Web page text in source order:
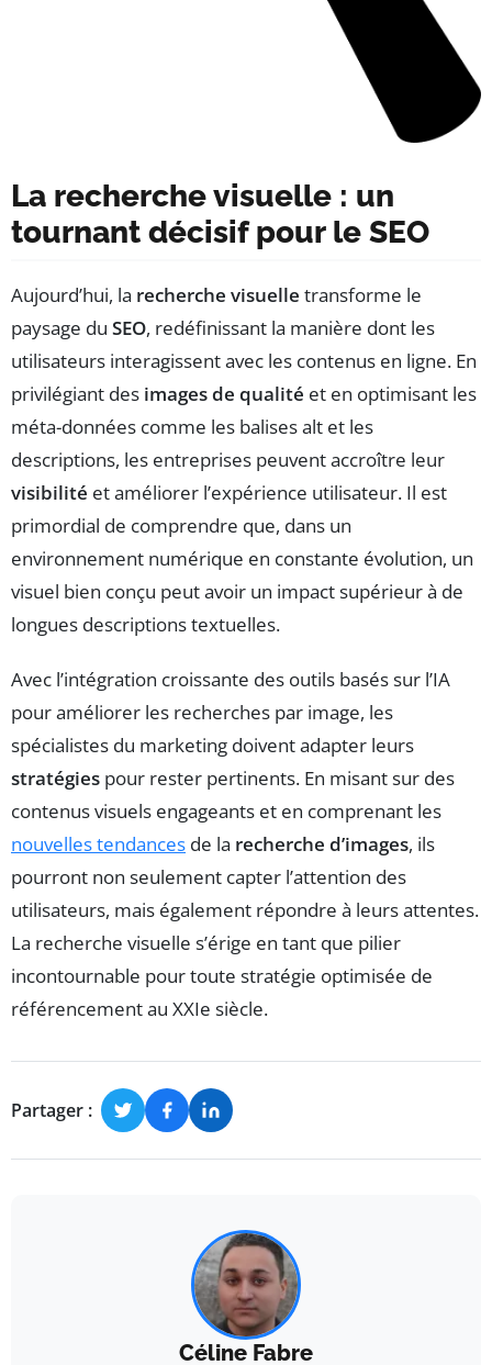
La recherche visuelle : un
tournant décisif pour le SEO
Aujourd’hui, la recherche visuelle transforme le
paysage du SEO, redéfinissant la manière dont les
utilisateurs interagissent avec les contenus en ligne. En
privilégiant des images de qualité et en optimisant les
méta-données comme les balises alt et les
descriptions, les entreprises peuvent accroître leur
visibilité et améliorer l’expérience utilisateur. Il est
primordial de comprendre que, dans un
environnement numérique en constante évolution, un
visuel bien conçu peut avoir un impact supérieur à de
longues descriptions textuelles.
Avec l’intégration croissante des outils basés sur l’IA
pour améliorer les recherches par image, les
spécialistes du marketing doivent adapter leurs
stratégies pour rester pertinents. En misant sur des
contenus visuels engageants et en comprenant les
nouvelles tendances de la recherche d’images, ils
pourront non seulement capter l’attention des
utilisateurs, mais également répondre à leurs attentes.
La recherche visuelle s’érige en tant que pilier
incontournable pour toute stratégie optimisée de
référencement au XXIe siècle.
Partager :
Céline Fabre